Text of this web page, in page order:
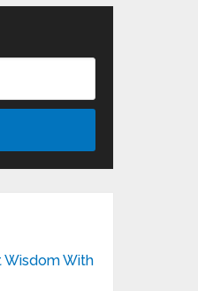
Wisdom With